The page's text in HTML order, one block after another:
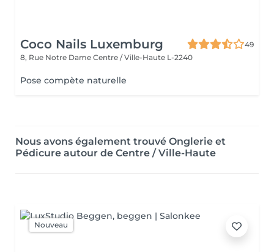
Coco Nails Luxemburg
49
8, Rue Notre Dame Centre / Ville-Haute L-2240
Pose compète naturelle
Nous avons également trouvé Onglerie et
Pédicure autour de Centre / Ville-Haute
Nouveau